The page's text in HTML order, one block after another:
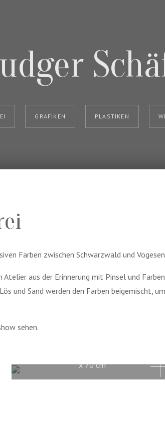
GRAFIKEN PLASTIKEN
Farben zwischen Schwarzwald und
Atelier aus der Erinnerung mit Pinsel und
und Sand werden den Farben beigemischt,
sehen.
x 70 cm